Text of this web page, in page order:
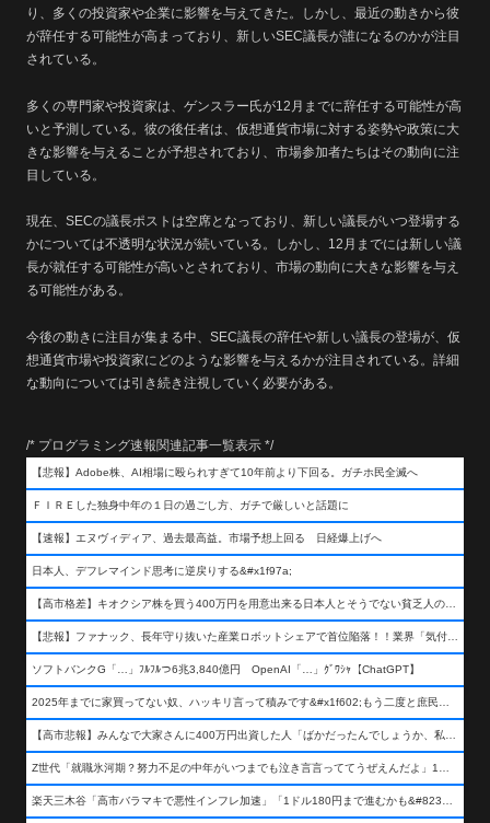
り、多くの投資家や企業に影響を与えてきた。しかし、最近の動きから彼
が辞任する可能性が高まっており、新しいSEC議長が誰になるのかが注目
されている。
多くの専門家や投資家は、ゲンスラー氏が12月までに辞任する可能性が高
いと予測している。彼の後任者は、仮想通貨市場に対する姿勢や政策に大
きな影響を与えることが予想されており、市場参加者たちはその動向に注
目している。
現在、SECの議長ポストは空席となっており、新しい議長がいつ登場する
かについては不透明な状況が続いている。しかし、12月までには新しい議
長が就任する可能性が高いとされており、市場の動向に大きな影響を与え
る可能性がある。
今後の動きに注目が集まる中、SEC議長の辞任や新しい議長の登場が、仮
想通貨市場や投資家にどのような影響を与えるかが注目されている。詳細
な動向については引き続き注視していく必要がある。
/* プログラミング速報関連記事一覧表示 */
【悲報】Adobe株、AI相場に殴られすぎて10年前より下回る。ガチホ民全滅へ
ＦＩＲＥした独身中年の１日の過ごし方、ガチで厳しいと話題に
【速報】エヌヴィディア、過去最高益。市場予想上回る 日経爆上げへ
日本人、デフレマインド思考に逆戻りする&#x1f97a;
ソフトバンクG「…」ﾌﾙﾌﾙつ6兆3,840億円 OpenAI「…」ｸﾞﾜｼｬ【ChatGPT】